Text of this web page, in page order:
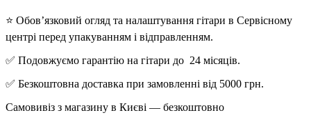
⭐️ Обов’язковий огляд та налаштування гітари в Сервісному
центрі перед упакуванням і відправленням.
✅ Подовжуємо гарантію на гітари до 24 місяців.
✅ Безкоштовна доставка при замовленні від 5000 грн.
Самовивіз з магазину в Києві — безкоштовно